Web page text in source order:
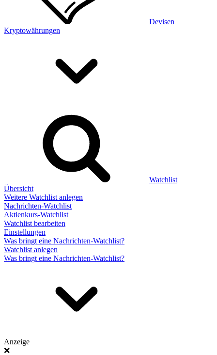
Devisen
Kryptowährungen
Watchlist
Übersicht
Weitere Watchlist anlegen
Nachrichten-Watchlist
Aktienkurs-Watchlist
Watchlist bearbeiten
Einstellungen
Was bringt eine Nachrichten-Watchlist?
Watchlist anlegen
Was bringt eine Nachrichten-Watchlist?
Anzeige
❌